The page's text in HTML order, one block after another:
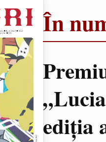
În
ediţia